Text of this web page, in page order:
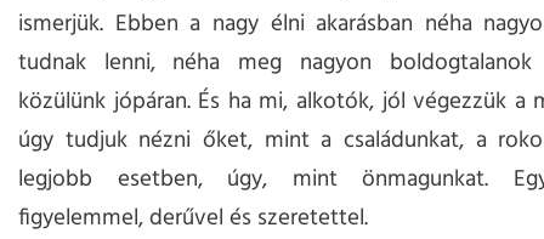
ismerjük. Ebben a nagy élni akarásban néha
tudnak lenni, néha meg nagyon boldogtalanok
közülünk jópáran. És ha mi, alkotók, jól végezzük a
úgy tudjuk nézni őket, mint a családunkat, a
legjobb esetben, úgy, mint önmagunkat.
figyelemmel, derűvel és szeretettel.